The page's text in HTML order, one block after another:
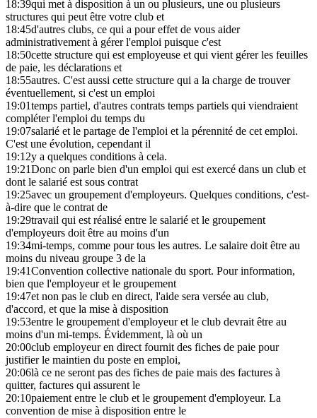
18:39qui met à disposition à un ou plusieurs, une ou plusieurs
structures qui peut être votre club et
18:45d'autres clubs, ce qui a pour effet de vous aider
administrativement à gérer l'emploi puisque c'est
18:50cette structure qui est employeuse et qui vient gérer les feuilles
de paie, les déclarations et
18:55autres. C'est aussi cette structure qui a la charge de trouver
éventuellement, si c'est un emploi
19:01temps partiel, d'autres contrats temps partiels qui viendraient
compléter l'emploi du temps du
19:07salarié et le partage de l'emploi et la pérennité de cet emploi.
C'est une évolution, cependant il
19:12y a quelques conditions à cela.
19:21Donc on parle bien d'un emploi qui est exercé dans un club et
dont le salarié est sous contrat
19:25avec un groupement d'employeurs. Quelques conditions, c'est-
à-dire que le contrat de
19:29travail qui est réalisé entre le salarié et le groupement
d'employeurs doit être au moins d'un
19:34mi-temps, comme pour tous les autres. Le salaire doit être au
moins du niveau groupe 3 de la
19:41Convention collective nationale du sport. Pour information,
bien que l'employeur et le groupement
19:47et non pas le club en direct, l'aide sera versée au club,
d'accord, et que la mise à disposition
19:53entre le groupement d'employeur et le club devrait être au
moins d'un mi-temps. Évidemment, là où un
20:00club employeur en direct fournit des fiches de paie pour
justifier le maintien du poste en emploi,
20:06là ce ne seront pas des fiches de paie mais des factures à
quitter, factures qui assurent le
20:10paiement entre le club et le groupement d'employeur. La
convention de mise à disposition entre le